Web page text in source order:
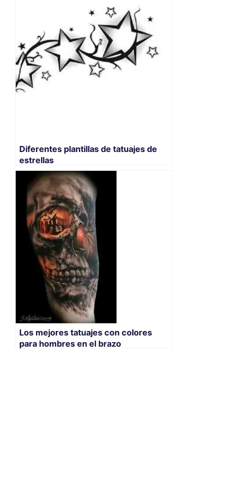
Diferentes plantillas de tatuajes de
estrellas
Los mejores tatuajes con colores
para hombres en el brazo